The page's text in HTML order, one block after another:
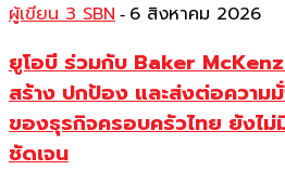
ผู้เขียน 3 SBN - 6 สิงหาคม 2026
ยูโอบี ร่วมกับ Baker
สร้าง ปกป้อง และส่งต่อความ
ของธุรกิจครอบครัวไทย ยังไ
ชัดเจน